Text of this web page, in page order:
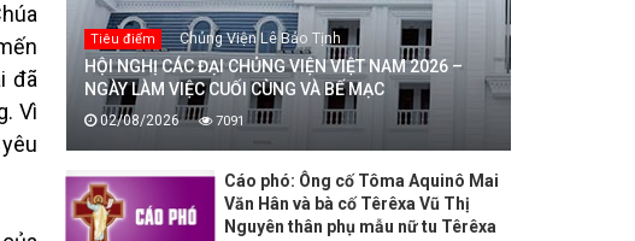
đã
Vì
Tiêu điểm Chủng Viện Lê Bảo Tịnh
HỘI NGHỊ CÁC ĐẠI CHỦNG VIỆN VIỆT NAM 2026 –
NGÀY LÀM VIỆC CUỐI CÙNG VÀ BẾ MẠC
02/08/2026 7091
Cáo phó: Ông cố Tôma Aquinô Mai
Văn Hân và bà cố Têrêxa Vũ Thị
Nguyên thân phụ mẫu nữ tu Têrêxa